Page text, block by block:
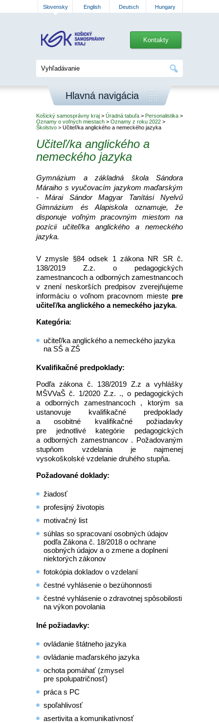
Slovensky English Deutsch Hungary
Kontakty
Hlavná navigácia
Košický samosprávny kraj > Úradná tabuľa > Personalistika >
Oznamy o voľných miestach > Oznamy z roku 2022 >
Školstvo > Učiteľ/ka anglického a nemeckého jazyka
Učiteľ/ka anglického a
nemeckého jazyka
Gymnázium a základná škola Sándora
Máraiho s vyučovacím jazykom maďarským
- Márai Sándor Magyar Tanítási Nyelvű
Gimnázium és Alapiskola oznamuje, že
disponuje voľným pracovným miestom na
pozícii učiteľ/ka anglického a nemeckého
jazyka.
V zmysle §84 odsek 1 zákona NR SR č.
138/2019 Z.z. o pedagogických
zamestnancoch a odborných zamestnancoch
v znení neskorších predpisov zverejňujeme
informáciu o voľnom pracovnom mieste pre
učiteľ/ka anglického a nemeckého jazyka.
Kategória:
učiteľ/ka anglického a nemeckého jazyka
na SŠ a ZŠ
Kvalifikačné predpoklady:
Podľa zákona č. 138/2019 Z.z a vyhlášky
MŠVVaŠ č. 1/2020 Z.z. ., o pedagogických
a odborných zamestnancoch , ktorým sa
ustanovuje kvalifikačné predpoklady
a osobitné kvalifikačné požiadavky
pre jednotlivé kategórie pedagogických
a odborných zamestnancov . Požadovaným
stupňom vzdelania je najmenej
vysokoškolské vzdelanie druhého stupňa.
Požadované doklady:
žiadosť
profesijný životopis
motivačný list
súhlas so spracovaní osobných údajov
podľa Zákona č. 18/2018 o ochrane
osobných údajov a o zmene a doplnení
niektorých zákonov
fotokópia dokladov o vzdelaní
čestné vyhlásenie o bezúhonnosti
čestné vyhlásenie o zdravotnej spôsobilosti
na výkon povolania
Iné požiadavky:
ovládanie štátneho jazyka
ovládanie maďarského jazyka
ochota pomáhať (zmysel
pre spolupatričnosť)
práca s PC
spoľahlivosť
asertivita a komunikatívnosť